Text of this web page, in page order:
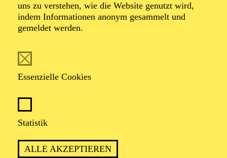
uns zu verstehen, wie die Website genutzt wird,
indem Informationen anonym gesammelt und
gemeldet werden.
Essenzielle Cookies
Statistik
ALLE AKZEPTIEREN
Foto: Simon Pauly
Die Sopranistin wurde in Freising bei München
an der Hochschule für Musik in Weimar. Anschließend
absolvierte die Preisträgerin mehrerer